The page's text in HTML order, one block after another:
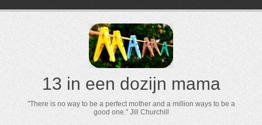
13 in een dozijn mama
"There is no way to be a perfect mother and a million ways to be a
good one." Jill Churchill